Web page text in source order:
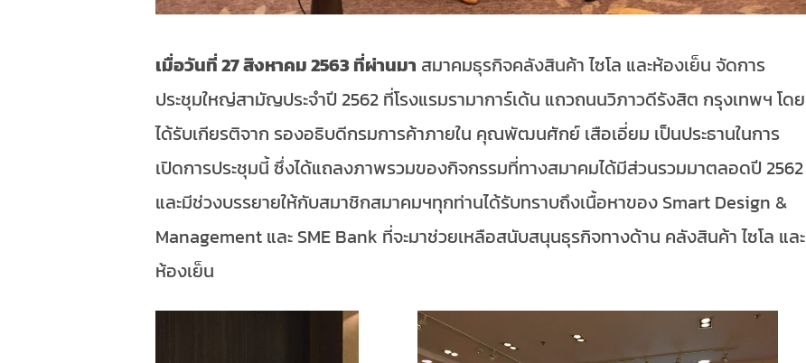
เมื่อวันที่ 27 สิงหาคม 2563 ที่ผ่านมา สมาคมธุรกิจคลังสินค้า ไซโล และห้องเย็น จัดการ
ประชุมใหญ่สามัญประจำปี 2562 ที่โรงแรมรามาการ์เด้น แถวถนนวิภาวดีรังสิต กรุงเทพฯ โดย
ได้รับเกียรติจาก รองอธิบดีกรมการค้าภายใน คุณพัฒนศักย์ เสือเอี่ยม เป็นประธานในการ
เปิดการประชุมนี้ ซึ่งได้แถลงภาพรวมของกิจกรรมที่ทางสมาคมได้มีส่วนรวมมาตลอดปี 2562
และมีช่วงบรรยายให้กับสมาชิกสมาคมฯทุกท่านได้รับทราบถึงเนื้อหาของ Smart Design &
Management และ SME Bank ที่จะมาช่วยเหลือสนับสนุนธุรกิจทางด้าน คลังสินค้า ไซโล และ
ห้องเย็น